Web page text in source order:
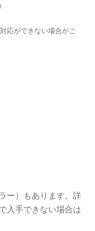
応ができない場合がご
ー）もあります。詳
入手できない場合は